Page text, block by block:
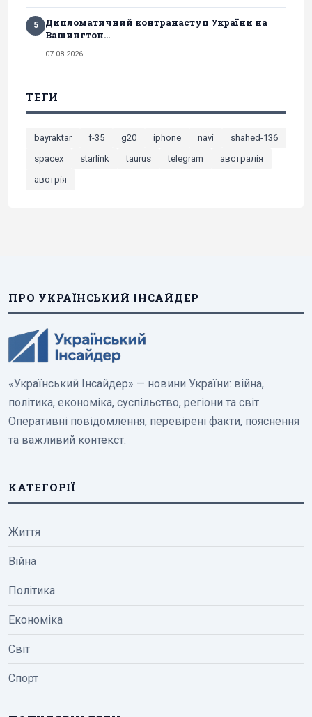
5
Дипломатичний контранаступ України на
Вашингтон...
07.08.2026
ТЕГИ
bayraktar f-35 g20 iphone navi
shahed-136
spacex
starlink taurus telegram
австралія
австрія
ПРО УКРАЇНСЬКИЙ ІНСАЙДЕР
«Український Інсайдер» — новини України: війна,
політика, економіка, суспільство, регіони та світ.
Оперативні повідомлення, перевірені факти, пояснення
та важливий контекст.
КАТЕГОРІЇ
Життя
Війна
Політика
Економіка
Світ
Спорт